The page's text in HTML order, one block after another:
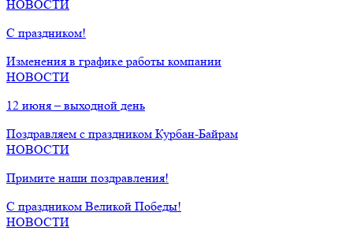
НОВОСТИ
С праздником!
Изменения в графике работы компании
НОВОСТИ
12 июня – выходной день
Поздравляем с праздником Курбан-Байрам
НОВОСТИ
Примите наши поздравления!
С праздником Великой Победы!
НОВОСТИ